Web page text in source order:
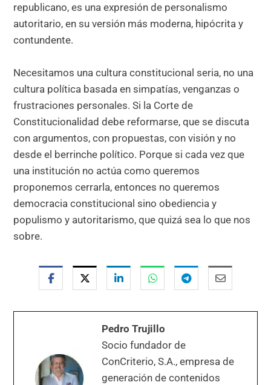
republicano, es una expresión de personalismo
autoritario, en su versión más moderna, hipócrita y
contundente.
Necesitamos una cultura constitucional seria, no una
cultura política basada en simpatías, venganzas o
frustraciones personales. Si la Corte de
Constitucionalidad debe reformarse, que se discuta
con argumentos, con propuestas, con visión y no
desde el berrinche político. Porque si cada vez que
una institución no actúa como queremos
proponemos cerrarla, entonces no queremos
democracia constitucional sino obediencia y
populismo y autoritarismo, que quizá sea lo que nos
sobre.
Pedro Trujillo
Socio fundador de
ConCriterio, S.A., empresa de
generación de contenidos